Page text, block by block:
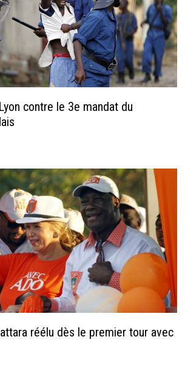
contre le 3e mandat du
réélu dès le premier tour avec